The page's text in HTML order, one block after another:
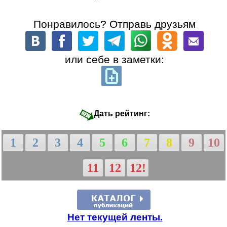
Понравилось? Отправь друзьям
или себе в заметки:
Дать рейтинг:
1 2 3 4 5 6 7 8 9
10
11
12 12!
Нет текущей ленты.